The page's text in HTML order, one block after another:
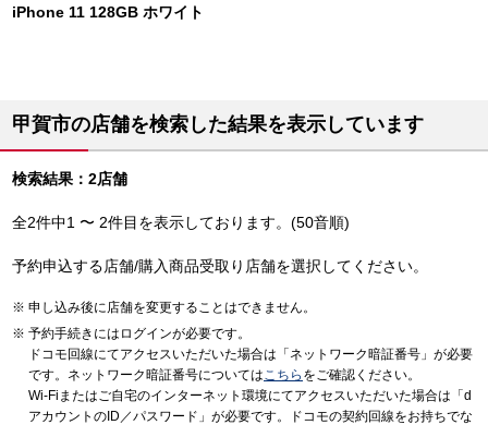
iPhone 11 128GB ホワイト
甲賀市の店舗を検索した結果を表示しています
検索結果：2店舗
全2件中1 〜 2件目を表示しております。(50音順)
予約申込する店舗/購入商品受取り店舗を選択してください。
申し込み後に店舗を変更することはできません。
予約手続きにはログインが必要です。
ドコモ回線にてアクセスいただいた場合は「ネットワーク暗証番号」が必要
です。ネットワーク暗証番号についてはこちら をご確認ください。
Wi-Fiまたはご自宅のインターネット環境にてアクセスいただいた場合は「d
アカウントのID／パスワード」が必要です。ドコモの契約回線をお持ちでな